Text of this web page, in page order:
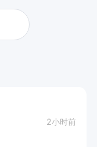
2小时前